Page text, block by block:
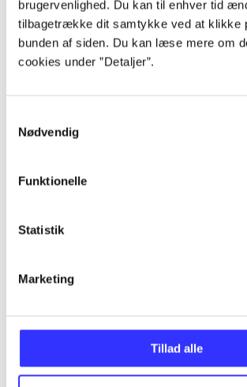
brugervenlighed. Du kan til enhver tid
tilbagetrække dit samtykke ved at klikke
bunden af siden. Du kan læse mere om
cookies under ”Detaljer”.
Nødvendig
Funktionelle
Statistik
Marketing
Tillad alle
...